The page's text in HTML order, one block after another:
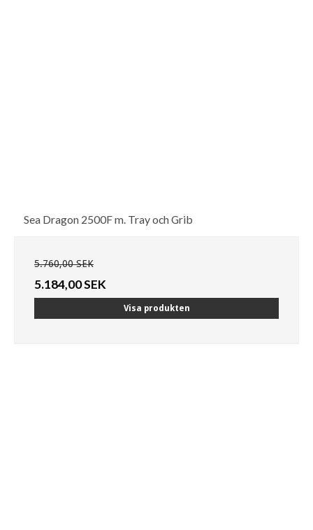
Sea Dragon 2500F m. Tray och Grib
5.760,00 SEK
5.184,00 SEK
Visa produkten